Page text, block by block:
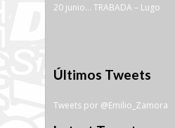
20 junio… TRABADA – Lugo
Últimos Tweets
Tweets por @Emilio_Zamora